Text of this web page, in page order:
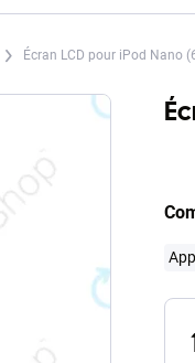
Écran LCD pour iPod Nano